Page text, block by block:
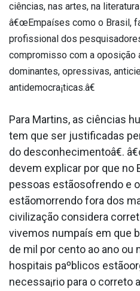
ciências, nas artes, na
â€œEmpaíses como o Brasil,
profissional dos
compromisso com a oposição
dominantes, opressivas,
antidemocra¡ticas.â€
Para Martins, as ciências
tem que ser justificadas
do desconhecimentoâ€.
devem explicar por que no
pessoas estãosofrendo e
estãomorrendo fora dos
civilização considera
vivemos numpaís em que
de mil por cento ao ano ou
hospitais paºblicos
necessa¡rio para o correto